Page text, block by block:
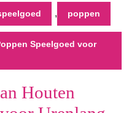
, poppen
Speelgoed voor
Houten